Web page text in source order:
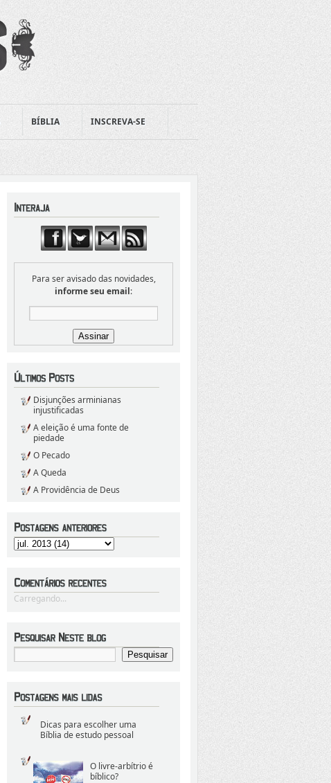
BÍBLIA INSCREVA-SE
Para ser avisado das novidades,
informe seu email:
Disjunções arminianas
injustificadas
A eleição é uma fonte de
piedade
O Pecado
A Queda
A Providência de Deus
Carregando...
Dicas para escolher uma
Bíblia de estudo pessoal
O livre-arbítrio é
bíblico?